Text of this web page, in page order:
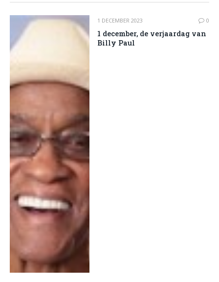
1 DECEMBER 2023 0
1 december, de verjaardag van
Billy Paul